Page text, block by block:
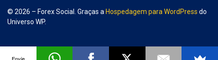
© 2026 – Forex Social. Graças a Hospedagem para WordPress do
Universo WP.
Envie